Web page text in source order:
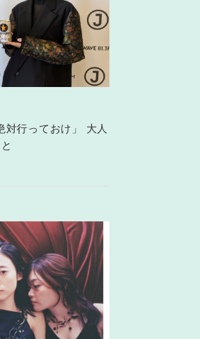
対行っておけ」 大人